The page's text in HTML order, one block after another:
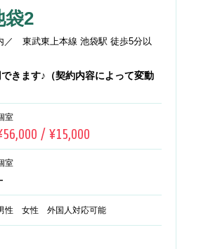
袋2
／ 東武東上本線 池袋駅 徒歩5分以
きます♪（契約内容によって変動
室
/ ¥15,000
室
性 女性 外国人対応可能